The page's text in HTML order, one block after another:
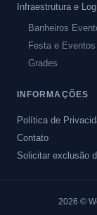
Infraestrutura e
Banheiros
Festa e Eventos
Grades
INFORMAÇÕES
Política de
Contato
Solicitar exclusão
2026 ©